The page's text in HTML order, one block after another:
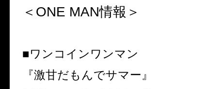
＜ ONE MAN情報＞
■ワンコインワンマン
『激甘だもんでサマー』